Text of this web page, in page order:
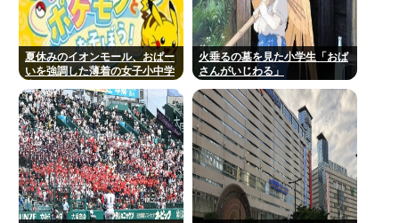
夏休みのイオンモール、おぱー
いを強調した薄着の女子小中学
の？
火垂るの墓を見た小学生「おば
さんがいじわる」